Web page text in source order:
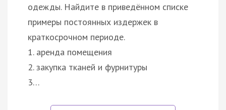
одежды. Найдите в приведённом списке
примеры постоянных издержек в
краткосрочном периоде.
1. аренда помещения
2. закупка тканей и фурнитуры
3…